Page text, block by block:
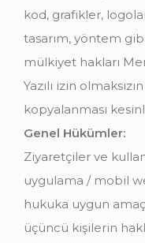
kod, grafikler,
tasarım, yöntem
mülkiyet hakları
Yazılı izin
kopyalanması
Genel Hükümler:
Ziyaretçiler ve
uygulama / mobil
hukuka uygun
üçüncü kişilerin